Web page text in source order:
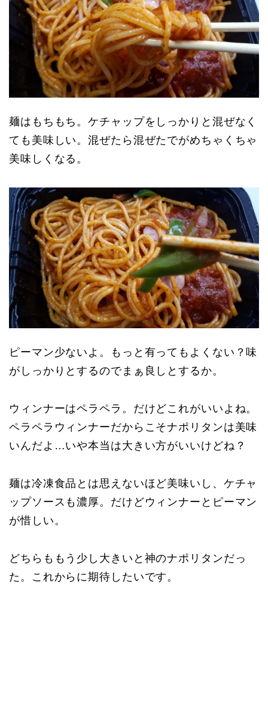
麺はもちもち。ケチャップをしっかりと混ぜなく
ても美味しい。混ぜたら混ぜたでがめちゃくちゃ
美味しくなる。
ピーマン少ないよ。もっと有ってもよくない？味
がしっかりとするのでまぁ良しとするか。
ウィンナーはペラペラ。だけどこれがいいよね。
ペラペラウィンナーだからこそナポリタンは美味
いんだよ…いや本当は大きい方がいいけどね？
麺は冷凍食品とは思えないほど美味いし、ケチャ
ップソースも濃厚。だけどウィンナーとピーマン
が惜しい。
どちらももう少し大きいと神のナポリタンだっ
た。これからに期待したいです。